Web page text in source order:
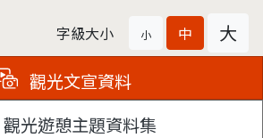
字級大小 小 中 大
觀光文宣資料
觀光遊憩主題資料集